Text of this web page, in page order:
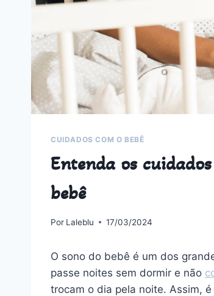
CUIDADOS COM O BEBÊ
Entenda os
bebê
Por Laleblu 17/03/2024
O sono do bebê é um dos
passe noites sem dormir e não
trocam o dia pela noite. Assim,